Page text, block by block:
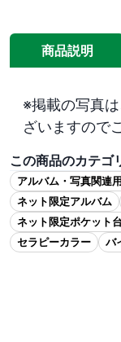
商品説明
※掲載の写真
ざいますので
この商品のカテゴ
アルバム・写真関連
ネット限定アルバム
ネット限定ポケット
セラピーカラー
バ